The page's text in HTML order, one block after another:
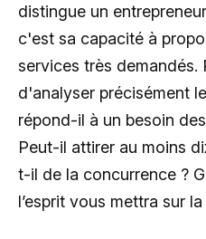
distingue un
c'est sa capacité à
services très demandés.
d'analyser précisément
répond-il à un besoin
Peut-il attirer au moins
t-il de la concurrence ?
l’esprit vous mettra sur